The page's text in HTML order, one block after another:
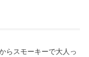
らスモーキーで大人っ